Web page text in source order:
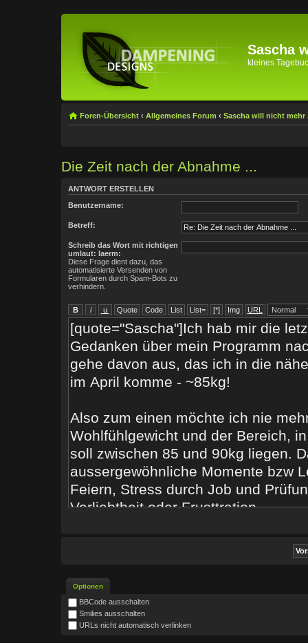
Sascha
kleines
Foren-Übersicht ‹ Allgemeines Forum ‹ Sascha will nicht mehr
Die Zeit nach der Abnahme ...
ANTWORT ERSTELLEN
Benutzername:
Betreff:
Schreib das Wort mit richtigen
umlaut: laerm:
Diese Frage dient dazu, das
automatisierte Versenden von
Formularen durch Spam-Bots zu
verhindern.
Optionen
BBCode ausschalten
Smilies ausschalten
URLs nicht automatisch verlinken